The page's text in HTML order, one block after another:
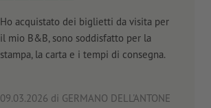
Ho acquistato dei biglietti da visita per
il mio B&B, sono soddisfatto per la
stampa, la carta e i tempi di consegna.
09.03.2026 di GERMANO DELL'ANTONE